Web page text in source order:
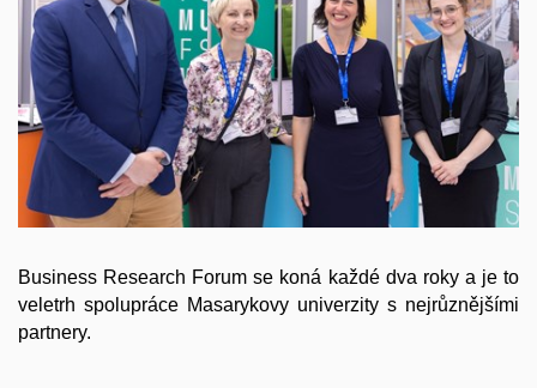
Business Research Forum se koná každé dva roky a je to
veletrh spolupráce Masarykovy univerzity s nejrůznějšími
partnery.